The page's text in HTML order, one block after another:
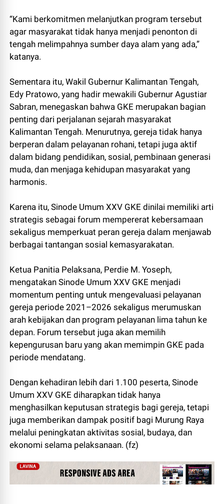
“Kami berkomitmen melanjutkan program tersebut
agar masyarakat tidak hanya menjadi penonton di
tengah melimpahnya sumber daya alam yang ada,”
katanya.
Sementara itu, Wakil Gubernur Kalimantan Tengah,
Edy Pratowo, yang hadir mewakili Gubernur Agustiar
Sabran, menegaskan bahwa GKE merupakan bagian
penting dari perjalanan sejarah masyarakat
Kalimantan Tengah. Menurutnya, gereja tidak hanya
berperan dalam pelayanan rohani, tetapi juga aktif
dalam bidang pendidikan, sosial, pembinaan generasi
muda, dan menjaga kehidupan masyarakat yang
harmonis.
Karena itu, Sinode Umum XXV GKE dinilai memiliki arti
strategis sebagai forum mempererat kebersamaan
sekaligus memperkuat peran gereja dalam menjawab
berbagai tantangan sosial kemasyarakatan.
Ketua Panitia Pelaksana, Perdie M. Yoseph,
mengatakan Sinode Umum XXV GKE menjadi
momentum penting untuk mengevaluasi pelayanan
gereja periode 2021–2026 sekaligus merumuskan
arah kebijakan dan program pelayanan lima tahun ke
depan. Forum tersebut juga akan memilih
kepengurusan baru yang akan memimpin GKE pada
periode mendatang.
Dengan kehadiran lebih dari 1.100 peserta, Sinode
Umum XXV GKE diharapkan tidak hanya
menghasilkan keputusan strategis bagi gereja, tetapi
juga memberikan dampak positif bagi Murung Raya
melalui peningkatan aktivitas sosial, budaya, dan
ekonomi selama pelaksanaan. (fz)